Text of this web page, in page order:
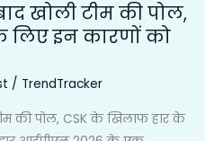
खोली टीम की पोल,
लिए इन कारणों को
/ TrendTracker
की पोल, CSK के खिलाफ हार के